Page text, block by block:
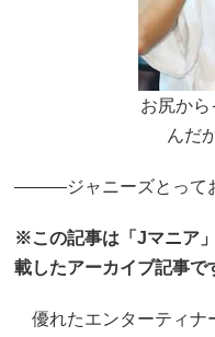
お尻から
んだ
―――ジャニーズとって
※この記事は「Jマニア
載したアーカイブ記事で
優れたエンターティナ